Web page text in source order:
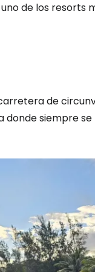
de los resorts
de
siempre